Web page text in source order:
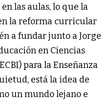
las aulas, lo que la
la reforma curricular
a fundar junto a Jorge
en Ciencias
para la Enseñanza
está la idea de
un mundo lejano e